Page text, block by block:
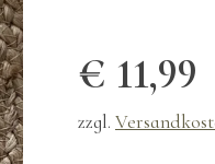
€ 11,99
zzgl.